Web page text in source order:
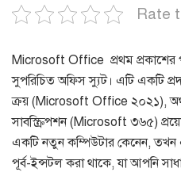
Rate
Microsoft Office প্রথম প্রকাশের
সুপরিচিত অফিস স্যুট। এটি একটি
ক্রয় (Microsoft Office ২০২১),
সাবস্ক্রিপশন (Microsoft ৩৬৫)
একটি নতুন কম্পিউটার কেনেন,তখন
পূর্ব-ইন্সটল করা থাকে,যা আপনি